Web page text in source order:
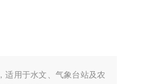
适用于水文、气象台站及农